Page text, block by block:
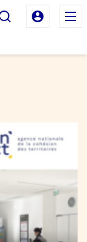
Rechercher
Mon